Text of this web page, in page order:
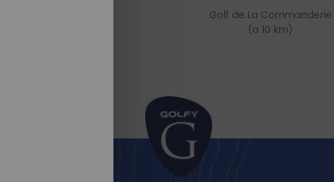
Golf de La Commanderie
(a 10 km)